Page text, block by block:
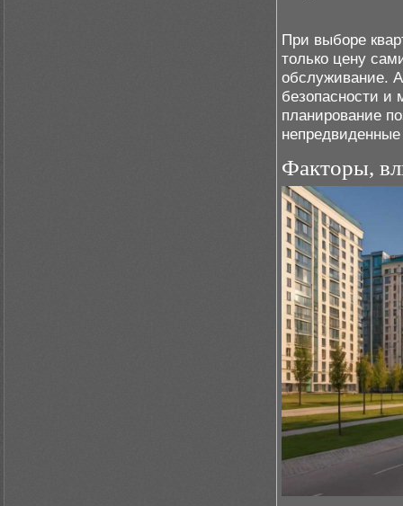
При выборе
только цену
обслуживание.
безопасности и
планирование
Факторы,